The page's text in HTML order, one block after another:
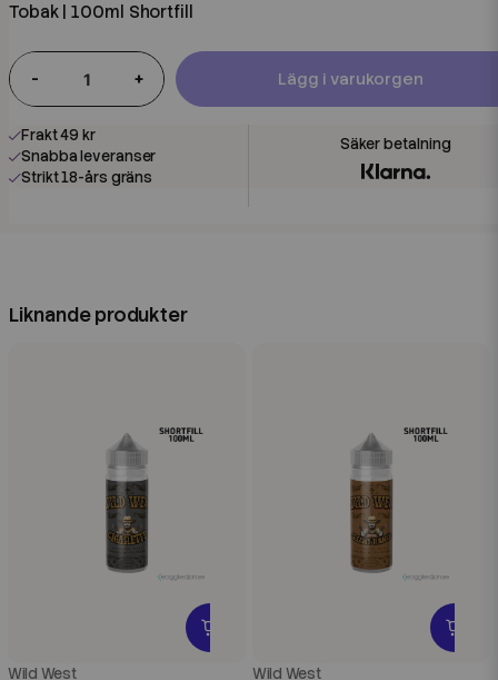
Tobak | 100ml Shortfill
- + Lägg i varukorgen
Frakt 49 kr
Snabba leveranser
Strikt 18-års gräns
Liknande produkter
Wild West Wild West